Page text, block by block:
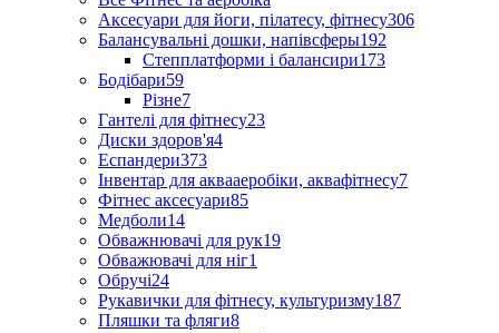
Аксесуари для йоги, пілатесу, фітнесу306
Балансувальні дошки, напівсферы192
Степплатформи і балансири173
Бодібари59
Різне7
Гантелі для фітнесу23
Диски здоров'я4
Еспандери373
Інвентар для аквааеробіки, аквафітнесу7
Фітнес аксесуари85
Медболи14
Обважнювачі для рук19
Обважювачі для ніг1
Обручі24
Рукавички для фітнесу, культуризму187
Пляшки та фляги8